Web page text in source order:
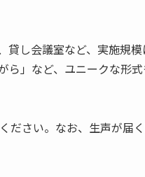
貸し会議室など、実施規
」など、ユニークな形式
ださい。なお、生声が届